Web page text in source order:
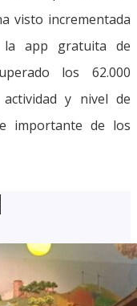
visto incrementada
app gratuita de
los 62.000
y nivel de
importante de los